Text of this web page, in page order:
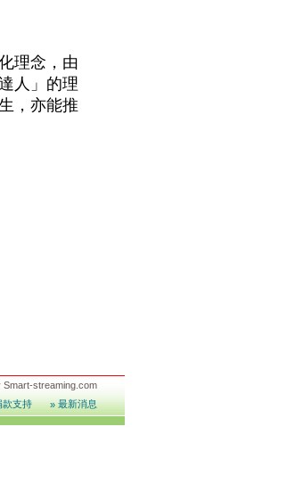
理念，由
人」的理
，亦能推
Smart-streaming.com
»最新消息
款支持